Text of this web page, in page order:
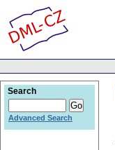
Search
Advanced Search